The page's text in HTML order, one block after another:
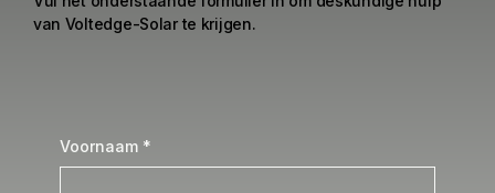
van Voltedge-Solar te krijgen.
Voornaam *